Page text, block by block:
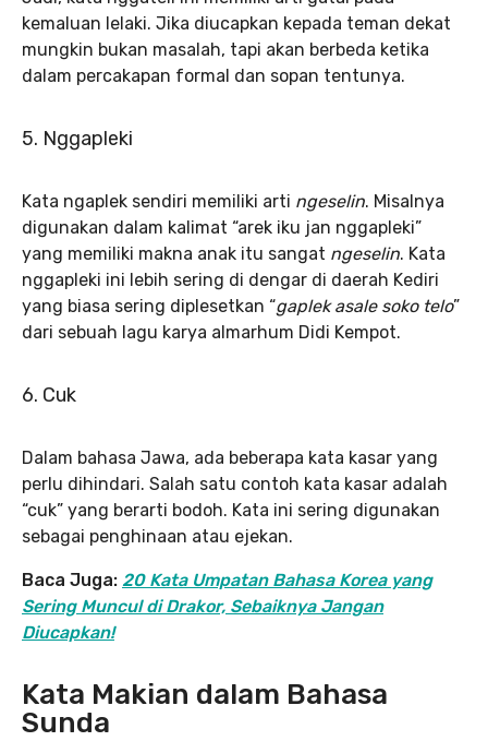
kemaluan lelaki. Jika diucapkan kepada teman dekat
mungkin bukan masalah, tapi akan berbeda ketika
dalam percakapan formal dan sopan tentunya.
5. Nggapleki
Kata ngaplek sendiri memiliki arti ngeselin. Misalnya
digunakan dalam kalimat “arek iku jan nggapleki”
yang memiliki makna anak itu sangat ngeselin. Kata
nggapleki ini lebih sering di dengar di daerah Kediri
yang biasa sering diplesetkan “gaplek asale soko telo”
dari sebuah lagu karya almarhum Didi Kempot.
6. Cuk
Dalam bahasa Jawa, ada beberapa kata kasar yang
perlu dihindari. Salah satu contoh kata kasar adalah
“cuk” yang berarti bodoh. Kata ini sering digunakan
sebagai penghinaan atau ejekan.
Baca Juga: 20 Kata Umpatan Bahasa Korea yang
Sering Muncul di Drakor, Sebaiknya Jangan
Diucapkan!
Kata Makian dalam Bahasa
Sunda